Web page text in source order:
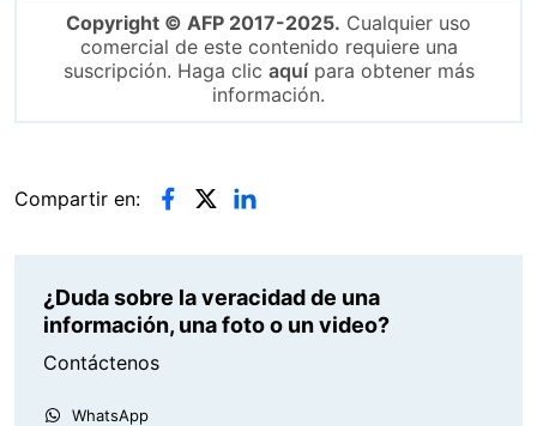
Copyright © AFP 2017-2025. Cualquier uso
comercial de este contenido requiere una
suscripción. Haga clic aquípara obtener más
información.
Compartir en:
¿Duda sobre la veracidad de una
información, una foto o un video?
Contáctenos
WhatsApp